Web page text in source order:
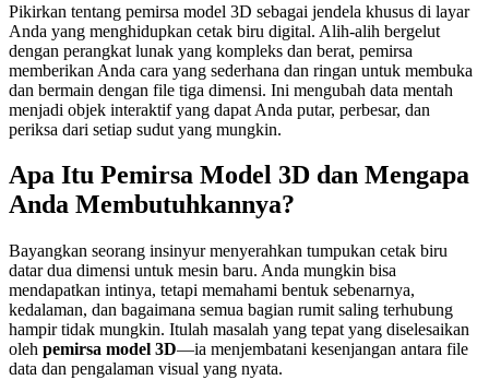
Pikirkan tentang pemirsa model 3D sebagai jendela khusus di layar
Anda yang menghidupkan cetak biru digital. Alih-alih bergelut
dengan perangkat lunak yang kompleks dan berat, pemirsa
memberikan Anda cara yang sederhana dan ringan untuk membuka
dan bermain dengan file tiga dimensi. Ini mengubah data mentah
menjadi objek interaktif yang dapat Anda putar, perbesar, dan
periksa dari setiap sudut yang mungkin.
Apa Itu Pemirsa Model 3D dan Mengapa
Anda Membutuhkannya?
Bayangkan seorang insinyur menyerahkan tumpukan cetak biru
datar dua dimensi untuk mesin baru. Anda mungkin bisa
mendapatkan intinya, tetapi memahami bentuk sebenarnya,
kedalaman, dan bagaimana semua bagian rumit saling terhubung
hampir tidak mungkin. Itulah masalah yang tepat yang diselesaikan
oleh pemirsa model 3D—ia menjembatani kesenjangan antara file
data dan pengalaman visual yang nyata.